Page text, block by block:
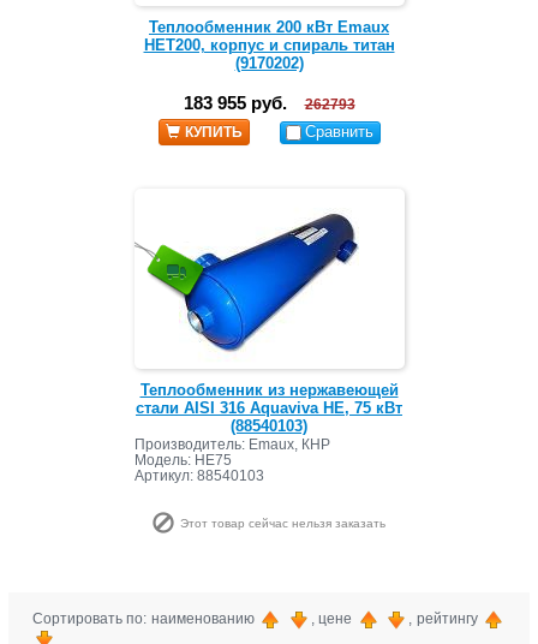
Теплообменник 200 кВт Emaux
HEТ200, корпус и спираль титан
(9170202)
183 955 руб.
262793
КУПИТЬ
Сравнить
Теплообменник из нержавеющей
стали AISI 316 Aquaviva HE, 75 кВт
(88540103)
Производитель: Emaux, КНР
Модель: HE75
Артикул: 88540103
Этот товар сейчас нельзя заказать
Сортировать по: наименованию , цене , рейтингу